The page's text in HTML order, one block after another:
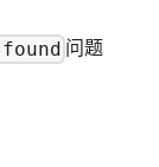
问题